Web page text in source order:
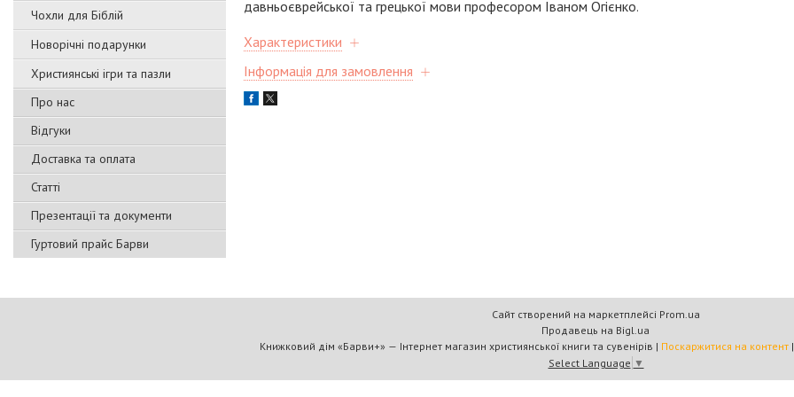
Чохли для Біблій
Новорічні подарунки
Християнські ігри та пазли
Про нас
Відгуки
Доставка та оплата
Статті
Презентації та документи
Гуртовий прайс Барви
давньоєврейської та грецької мови професором Іваном Огієнко.
Характеристики
Інформація для замовлення
Сайт створений на маркетплейсі Prom.ua
Продавець на Bigl.ua
Книжковий дім «Барви+» — Інтернет магазин християнської книги та сувенірів | Поскаржитися на контент |
Select Language ▼